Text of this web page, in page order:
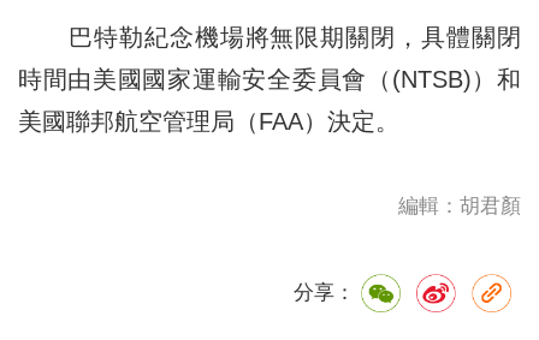
巴特勒紀念機場將無限期關閉，具體關閉
時間由美國國家運輸安全委員會（(NTSB)）和
美國聯邦航空管理局（FAA）決定。
編輯：胡君顏
分享：